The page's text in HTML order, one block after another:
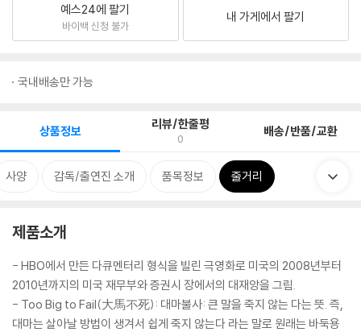
예스24에 팔기
바이백 신청 불가
내 가게에서 팔기
국내배송만 가능
상품정보 리뷰/한줄평
0 배송/반품/교환
사양 감독/출연진 소개 품목정보 줄거리
제품소개
- HBO에서 만든 다큐멘터리 형식을 빌린 극영화로 미국의 2008년부터
2010년까지의 미국 재무부와 증권시 장에서의 대재앙을 그림.
- Too Big to Fail(大馬不死): 대마불사: 큰 말을 죽지 않는 다는 뜻. 즉,
대마는 살아날 방법이 생겨서 쉽게 죽지 않는다 라는 말로 원래는 바둑용